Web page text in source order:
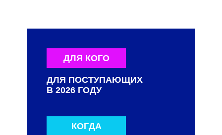
КОГДА
ДЛЯ ПОСТУПАЮЩИХ
В 2026 ГОДУ
ДЛЯ КОГО